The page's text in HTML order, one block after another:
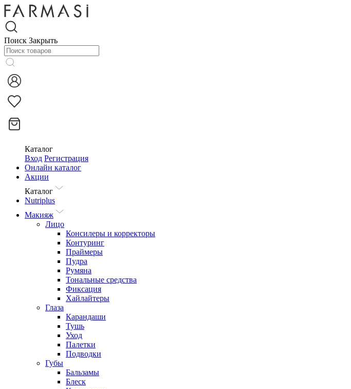
Поиск Закрыть
Каталог
Вход Регистрация
Онлайн каталог
Акции
Каталог
Nutriplus
Макияж
Лицо
Консилеры и корректоры
Контуринг
Праймеры
Пудра
Румяна
Тональные средства
Фиксация
Хайлайтеры
Глаза
Карандаши
Тушь
Уход
Палетки
Подводки
Губы
Бальзамы
Блеск